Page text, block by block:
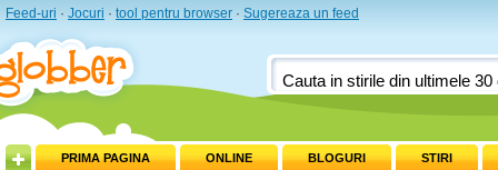
Feed-uri · Jocuri · tool pentru browser · Sugereaza un feed
PRIMA PAGINA ONLINE BLOGURI STIRI